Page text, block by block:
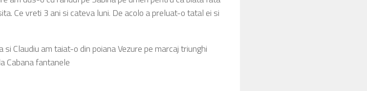
Ce vreti 3 ani si cateva luni. De acolo a preluat-o tatal ei si
Claudiu am taiat-o din poiana Vezure pe marcaj triunghi
Cabana fantanele